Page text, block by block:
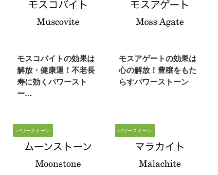
モスコバイトの効果は
解放・健康運！不老長
寿に効くパワースト
ー...
モスアゲートの効果は
心の解放！豊穣をもた
らすパワーストーン
パワーストーン パワーストーン